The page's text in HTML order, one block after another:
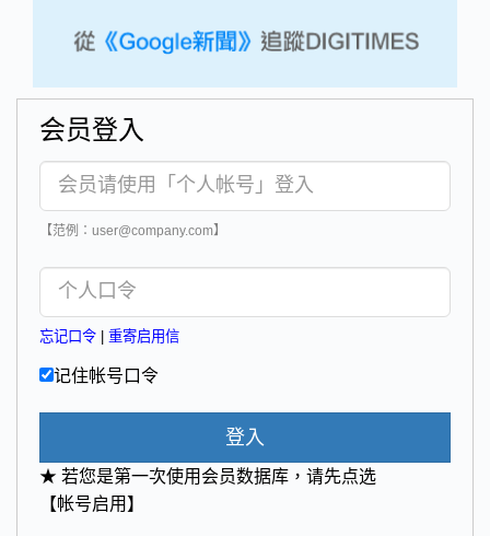
会员登入
【范例：user@company.com】
忘记口令 重寄启用信
记住帐号口令
登入
★ 若您是第一次使用会员数据库，请先点选
【帐号启用】